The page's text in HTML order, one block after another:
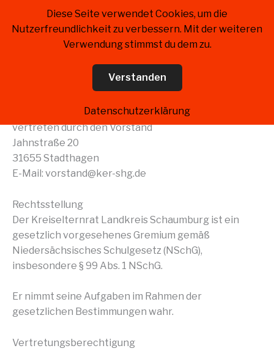
InhaltKreiselternrat Landkreis
Schaumburg
Impressum
Kreiselternrat Landkreis Schaumburg
vertreten durch den Vorstand
Jahnstraße 20
31655 Stadthagen
E-Mail: vorstand@ker-shg.de
Rechtsstellung
Der Kreiselternrat Landkreis Schaumburg ist ein
gesetzlich vorgesehenes Gremium gemäß
Niedersächsisches Schulgesetz (NSchG),
insbesondere § 99 Abs. 1 NSchG.
Er nimmt seine Aufgaben im Rahmen der
gesetzlichen Bestimmungen wahr.
Vertretungsberechtigung
Diese Seite verwendet Cookies, um die
Nutzerfreundlichkeit zu verbessern. Mit der weiteren
Verwendung stimmst du dem zu.
Verstanden
Datenschutzerklärung